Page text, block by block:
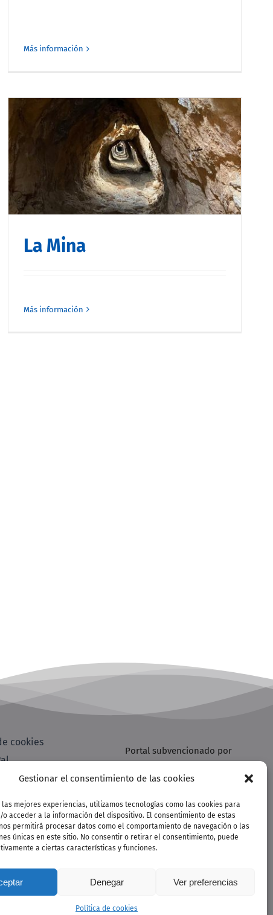
Gestionar el consentimiento de las cookies
las mejores experiencias, utilizamos tecnologías como las cookies para
acceder a la información del dispositivo. El consentimiento de estas
permitirá procesar datos como el comportamiento de navegación o las
únicas en este sitio. No consentir o retirar el consentimiento, puede
a ciertas características y funciones.
Denegar Ver preferencias
Política de cookies
Más información
La Mina
Más información
cookies
privacidad
Portal subvencionado por